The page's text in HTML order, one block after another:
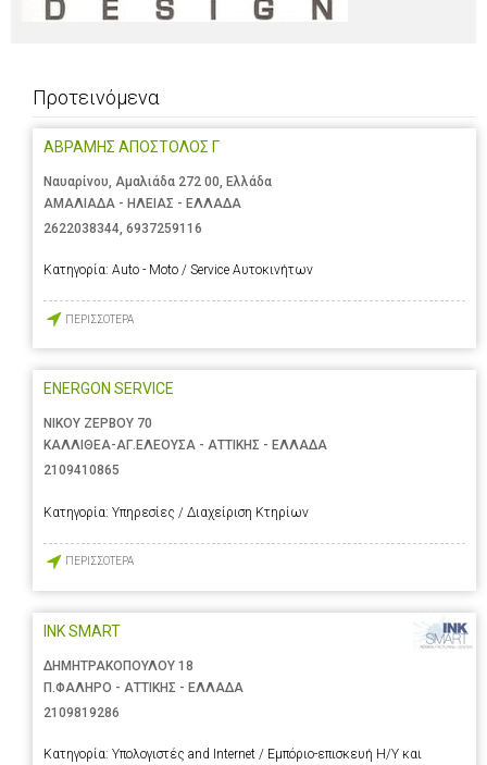
Προτεινόμενα
ΑΒΡΑΜΗΣ ΑΠΟΣΤΟΛΟΣ Γ
Ναυαρίνου, Αμαλιάδα 272 00, Ελλάδα
ΑΜΑΛΙΑΔΑ - ΗΛΕΙΑΣ - ΕΛΛΑΔΑ
2622038344, 6937259116
Κατηγορία: Auto - Moto / Service Αυτοκινήτων
ΠΕΡΙΣΣΟΤΕΡΑ
ENERGON SERVICE
ΝΙΚΟΥ ΖΕΡΒΟΥ 70
ΚΑΛΛΙΘΕΑ-ΑΓ.ΕΛΕΟΥΣΑ - ΑΤΤΙΚΗΣ - ΕΛΛΑΔΑ
2109410865
Κατηγορία: Υπηρεσίες / Διαχείριση Κτηρίων
ΠΕΡΙΣΣΟΤΕΡΑ
INK SMART
ΔΗΜΗΤΡΑΚΟΠΟΥΛΟΥ 18
Π.ΦΑΛΗΡΟ - ΑΤΤΙΚΗΣ - ΕΛΛΑΔΑ
2109819286
Κατηγορία: Υπολογιστές and Internet / Εμπόριο-επισκευή Η/Υ και